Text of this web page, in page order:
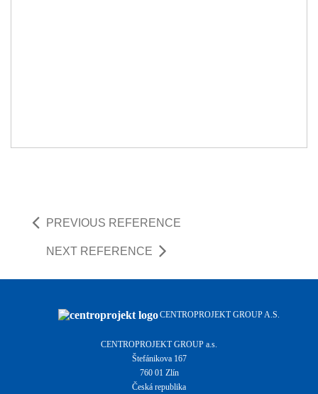
PREVIOUS REFERENCE
NEXT REFERENCE
CENTROPROJEKT GROUP A.S.
CENTROPROJEKT GROUP a.s.
Štefánikova 167
760 01 Zlín
Česká republika